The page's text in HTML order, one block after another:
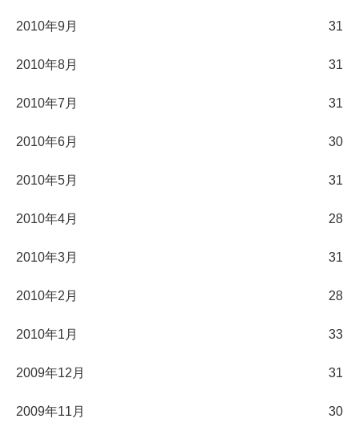
2010年9月 31
2010年8月 31
2010年7月 31
2010年6月 30
2010年5月 31
2010年4月 28
2010年3月 31
2010年2月 28
2010年1月 33
2009年12月 31
2009年11月 30